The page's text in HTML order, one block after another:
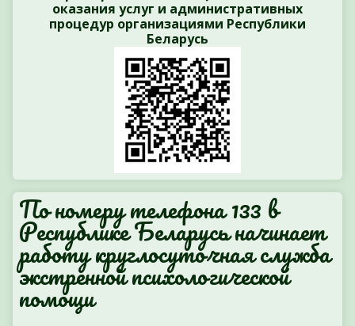
оказания услуг и административных
процедур организациями Республики
Беларусь
По номеру телефона 133 в
Республике Беларусь начинает
работу круглосуточная служба
экстренной психологической
помощи